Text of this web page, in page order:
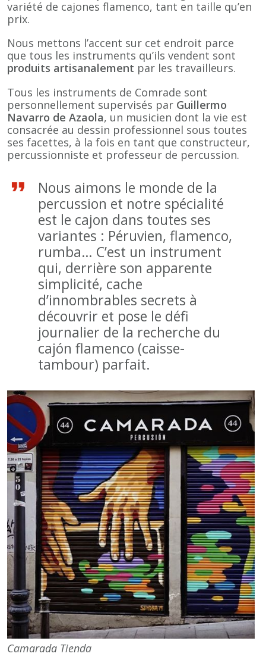
variété de cajones flamenco, tant en taille qu’en
prix.
Nous mettons l’accent sur cet endroit parce
que tous les instruments qu’ils vendent sont
produits artisanalement par les travailleurs.
Tous les instruments de Comrade sont
personnellement supervisés par Guillermo
Navarro de Azaola, un musicien dont la vie est
consacrée au dessin professionnel sous toutes
ses facettes, à la fois en tant que constructeur,
percussionniste et professeur de percussion.
Nous aimons le monde de la
percussion et notre spécialité
est le cajon dans toutes ses
variantes : Péruvien, flamenco,
rumba… C’est un instrument
qui, derrière son apparente
simplicité, cache
d’innombrables secrets à
découvrir et pose le défi
journalier de la recherche du
cajón flamenco (caisse-
tambour) parfait.
Camarada Tienda